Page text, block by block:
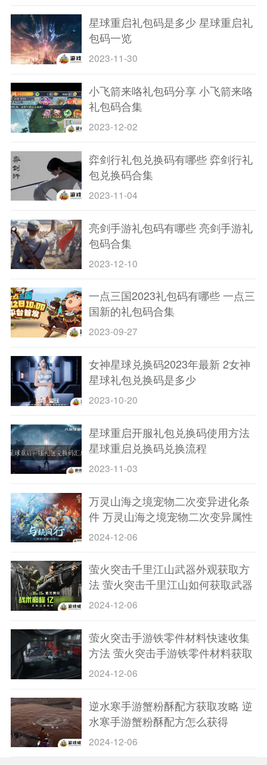
星球重启礼包码是多少 星球重启礼
包码一览
2023-11-30
小飞箭来咯礼包码分享 小飞箭来咯
礼包码合集
2023-12-02
弈剑行礼包兑换码有哪些 弈剑行礼
包兑换码合集
2023-11-04
亮剑手游礼包码有哪些 亮剑手游礼
包码合集
2023-12-10
一点三国2023礼包码有哪些 一点三
国新的礼包码合集
2023-09-27
女神星球兑换码2023年最新 2女神
星球礼包兑换码是多少
2023-10-20
星球重启开服礼包兑换码使用方法
星球重启兑换码兑换流程
2023-11-03
万灵山海之境宠物二次变异进化条
件 万灵山海之境宠物二次变异属性
对比
2024-12-06
萤火突击千里江山武器外观获取方
法 萤火突击千里江山如何获取武器
外观
2024-12-06
萤火突击手游铁零件材料快速收集
方法 萤火突击手游铁零件材料获取
地点大全
2024-12-06
逆水寒手游蟹粉酥配方获取攻略 逆
水寒手游蟹粉酥配方怎么获得
2024-12-06